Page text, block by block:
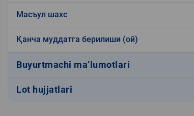
Масъул шахс
Қанча муддатга берилиши (ой)
Buyurtmachi ma’lumotlari
Lot hujjatlari